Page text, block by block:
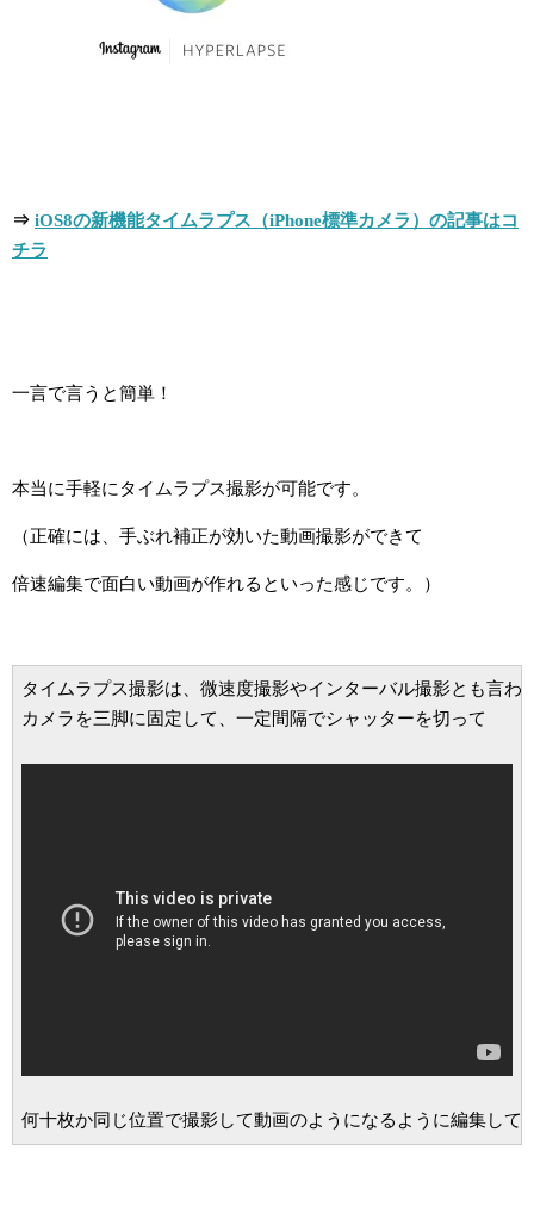
⇒ iOS8の新機能タイムラプス（iPhone標準カメラ）の記事はコ
チラ
一言で言うと簡単！
本当に手軽にタイムラプス撮影が可能です。
（正確には、手ぶれ補正が効いた動画撮影ができて
倍速編集で面白い動画が作れるといった感じです。）
タイムラプス撮影は、微速度撮影やインターバル撮影とも言わ
カメラを三脚に固定して、一定間隔でシャッターを切って
何十枚か同じ位置で撮影して動画のようになるように編集し